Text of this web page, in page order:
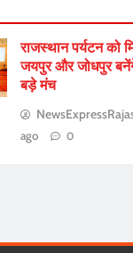
राजस्थान पर्यटन को
जयपुर और जोधपुर
बड़े मंच
ago
0